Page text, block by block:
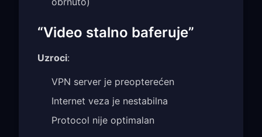
“Video stalno baferuje”
Uzroci:
VPN server je preopterećen
Internet veza je nestabilna
Protocol nije optimalan